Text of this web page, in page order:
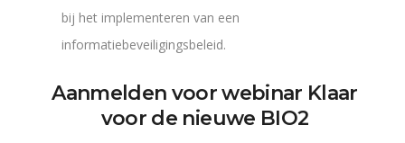
bij het implementeren van een
informatiebeveiligingsbeleid.
Aanmelden voor webinar Klaar
voor de nieuwe BIO2